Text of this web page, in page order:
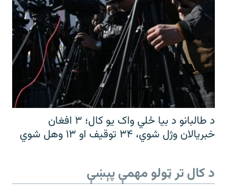
د طالبانو د بیا ځلي واک یو کال؛ ۳ افغان
خبریالان وژل شوي، ۳۴ توقیف او ۱۳ وهل شوي
د کال تر ټولو مهمې پېښې